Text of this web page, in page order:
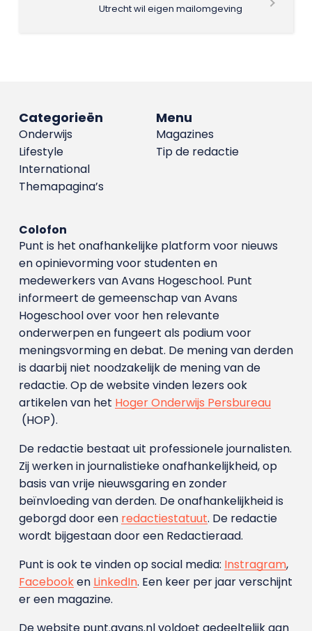
Utrecht wil eigen mailomgeving
Menu
Magazines
Tip de redactie
Categorieën
Onderwijs
Lifestyle
International
Themapagina’s
Colofon
Punt is het onafhankelijke platform voor nieuws
en opinievorming voor studenten en
medewerkers van Avans Hoge­school. Punt
informeert de gemeenschap van Avans
Hogeschool over voor hen relevante
onderwerpen en fungeert als podium voor
meningsvorming en debat. De mening van derden
is daarbij niet noodzakelijk de mening van de
redactie. Op de website vinden lezers ook
artikelen van het Hoger Onderwijs Persbureau
(HOP).
De redactie bestaat uit professionele journalisten.
Zij werken in journalistieke onafhankelijkheid, op
basis van vrije nieuwsgaring en zonder
beïnvloeding van derden. De onafhankelijkheid is
geborgd door een redactiestatuut. De redactie
wordt bijgestaan door een Redactieraad.
Punt is ook te vinden op social media: Instragram,
Facebooken LinkedIn. Een keer per jaar verschijnt
er een magazine.